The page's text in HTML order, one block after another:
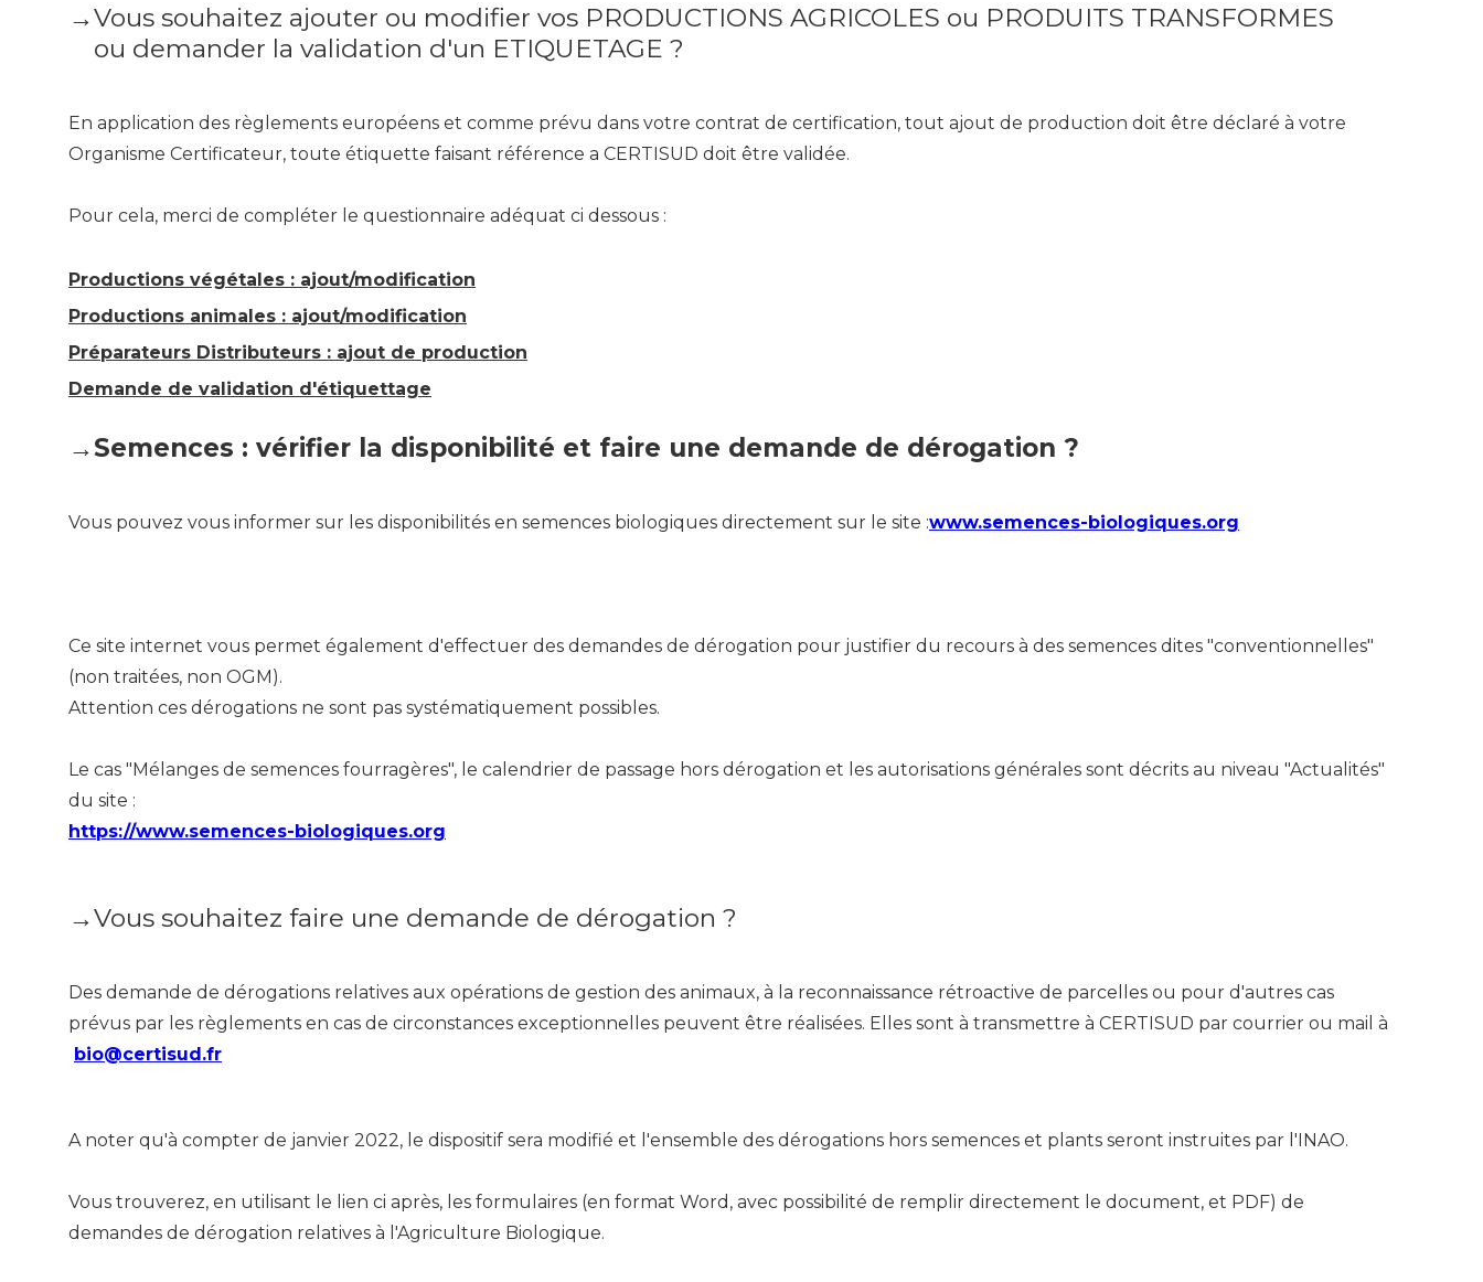
→Vous souhaitez ajouter ou modifier vos PRODUCTIONS AGRICOLES ou PRODUITS TRANSFORMES
ou demander la validation d'un ETIQUETAGE ?
En application des règlements européens et comme prévu dans votre contrat de certification, tout ajout de production doit être déclaré à votre
Organisme Certificateur, toute étiquette faisant référence a CERTISUD doit être validée.
Pour cela, merci de compléter le questionnaire adéquat ci dessous :
Productions végétales : ajout/modification
Productions animales : ajout/modification
Préparateurs Distributeurs : ajout de production
Demande de validation d'étiquettage
→Semences : vérifier la disponibilité et faire une demande de dérogation ?
Vous pouvez vous informer sur les disponibilités en semences biologiques directement sur le site :www.semences-biologiques.org
Ce site internet vous permet également d'effectuer des demandes de dérogation pour justifier du recours à des semences dites "conventionnelles"
(non traitées, non OGM).
Attention ces dérogations ne sont pas systématiquement possibles.
Le cas "Mélanges de semences fourragères", le calendrier de passage hors dérogation et les autorisations générales sont décrits au niveau "Actualités"
du site :
https://www.semences-biologiques.org
→Vous souhaitez faire une demande de dérogation ?
Des demande de dérogations relatives aux opérations de gestion des animaux, à la reconnaissance rétroactive de parcelles ou pour d'autres cas
prévus par les règlements en cas de circonstances exceptionnelles peuvent être réalisées. Elles sont à transmettre à CERTISUD par courrier ou mail à
bio@certisud.fr
A noter qu'à compter de janvier 2022, le dispositif sera modifié et l'ensemble des dérogations hors semences et plants seront instruites par l'INAO.
Vous trouverez, en utilisant le lien ci après, les formulaires (en format Word, avec possibilité de remplir directement le document, et PDF) de
demandes de dérogation relatives à l'Agriculture Biologique.